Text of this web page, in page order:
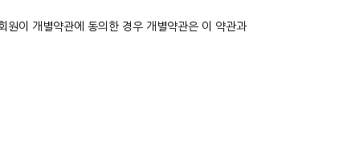
원이 개별약관에 동의한 경우 개별약관은 이 약관과